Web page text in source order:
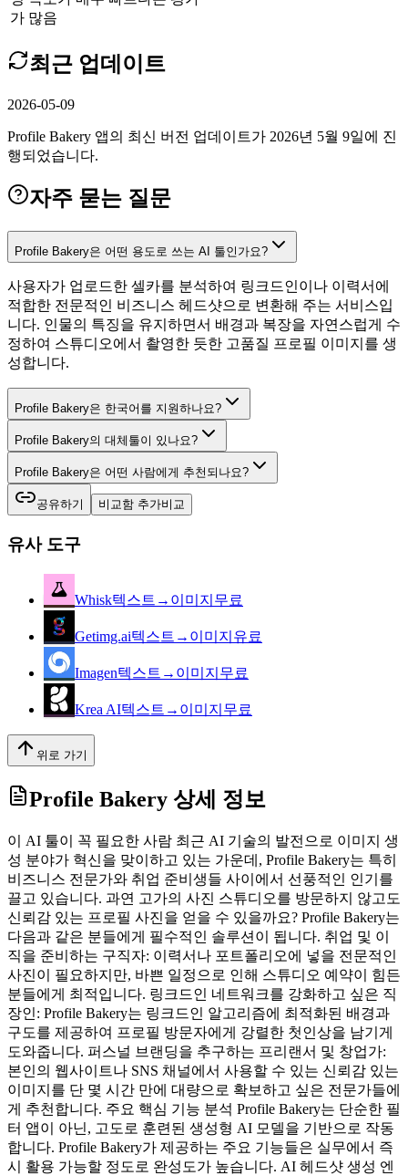
가 많음
최근 업데이트
2026-05-09
Profile Bakery 앱의 최신 버전 업데이트가 2026년 5월 9일에 진
행되었습니다.
자주 묻는 질문
Profile Bakery은 어떤 용도로 쓰는 AI 툴인가요?
사용자가 업로드한 셀카를 분석하여 링크드인이나 이력서에
적합한 전문적인 비즈니스 헤드샷으로 변환해 주는 서비스입
니다. 인물의 특징을 유지하면서 배경과 복장을 자연스럽게 수
정하여 스튜디오에서 촬영한 듯한 고품질 프로필 이미지를 생
성합니다.
Profile Bakery은 한국어를 지원하나요?
Profile Bakery의 대체툴이 있나요?
Profile Bakery은 어떤 사람에게 추천되나요?
공유하기 비교함 추가비교
유사 도구
Whisk텍스트→이미지 무료
Getimg.ai텍스트→이미지 유료
Imagen텍스트→이미지 무료
Krea AI텍스트→이미지 무료
위로 가기
Profile Bakery 상세 정보
이 AI 툴이 꼭 필요한 사람 최근 AI 기술의 발전으로 이미지 생
성 분야가 혁신을 맞이하고 있는 가운데, Profile Bakery는 특히
비즈니스 전문가와 취업 준비생들 사이에서 선풍적인 인기를
끌고 있습니다. 과연 고가의 사진 스튜디오를 방문하지 않고도
신뢰감 있는 프로필 사진을 얻을 수 있을까요? Profile Bakery는
다음과 같은 분들에게 필수적인 솔루션이 됩니다. 취업 및 이
직을 준비하는 구직자: 이력서나 포트폴리오에 넣을 전문적인
사진이 필요하지만, 바쁜 일정으로 인해 스튜디오 예약이 힘든
분들에게 최적입니다. 링크드인 네트워크를 강화하고 싶은 직
장인: Profile Bakery는 링크드인 알고리즘에 최적화된 배경과
구도를 제공하여 프로필 방문자에게 강렬한 첫인상을 남기게
도와줍니다. 퍼스널 브랜딩을 추구하는 프리랜서 및 창업가:
본인의 웹사이트나 SNS 채널에서 사용할 수 있는 신뢰감 있는
이미지를 단 몇 시간 만에 대량으로 확보하고 싶은 전문가들에
게 추천합니다. 주요 핵심 기능 분석 Profile Bakery는 단순한 필
터 앱이 아닌, 고도로 훈련된 생성형 AI 모델을 기반으로 작동
합니다. Profile Bakery가 제공하는 주요 기능들은 실무에서 즉
시 활용 가능할 정도로 완성도가 높습니다. AI 헤드샷 생성 엔